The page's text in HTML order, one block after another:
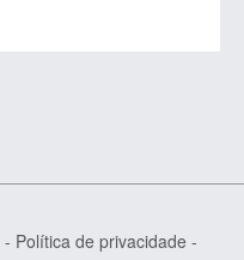
- Política de privacidade -